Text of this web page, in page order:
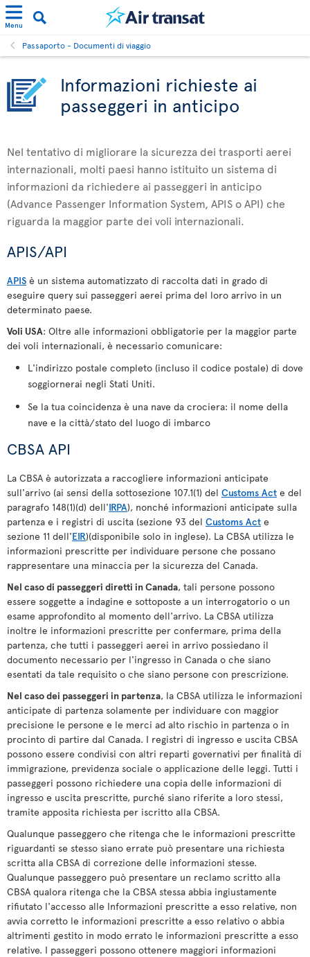
Menu
Passaporto - Documenti di viaggio
Informazioni richieste ai
passeggeri in anticipo
Nel tentativo di migliorare la sicurezza dei trasporti aerei
internazionali, molti paesi hanno istituito un sistema di
informazioni da richiedere ai passeggeri in anticipo
(Advance Passenger Information System, APIS o API) che
riguarda la maggior parte dei voli internazionali.
APIS/API
APIS è un sistema automatizzato di raccolta dati in grado di
eseguire query sui passeggeri aerei prima del loro arrivo in un
determinato paese.
Voli USA: Oltre alle informazioni obbligatorie per la maggior parte
dei voli internazionali, è necessario comunicare:
L'indirizzo postale completo (incluso il codice postale) di dove
soggiornerai negli Stati Uniti.
Se la tua coincidenza è una nave da crociera: il nome della
nave e la città/stato del luogo di imbarco
CBSA API
La CBSA è autorizzata a raccogliere informazioni anticipate
sull'arrivo (ai sensi della sottosezione 107.1(1) del Customs Act e del
paragrafo 148(1)(d) dell'IRPA), nonché informazioni anticipate sulla
partenza e i registri di uscita (sezione 93 del Customs Act e
sezione 11 dell'EIR)(disponibile solo in inglese). La CBSA utilizza le
informazioni prescritte per individuare persone che possano
rappresentare una minaccia per la sicurezza del Canada.
Nel caso di passeggeri diretti in Canada, tali persone possono
essere soggette a indagine e sottoposte a un interrogatorio o un
esame approfondito al momento dell'arrivo. La CBSA utilizza
inoltre le informazioni prescritte per confermare, prima della
partenza, che tutti i passeggeri aerei in arrivo possiedano il
documento necessario per l'ingresso in Canada o che siano
esentati da tale requisito o che siano persone con prescrizione.
Nel caso dei passeggeri in partenza, la CBSA utilizza le informazioni
anticipate di partenza solamente per individuare con maggior
precisione le persone e le merci ad alto rischio in partenza o in
procinto di partire dal Canada. I registri di ingresso e uscita CBSA
possono essere condivisi con altri reparti governativi per finalità di
immigrazione, previdenza sociale o applicazione delle leggi. Tutti i
passeggeri possono richiedere una copia delle informazioni di
ingresso e uscita prescritte, purché siano riferite a loro stessi,
tramite apposita richiesta per iscritto alla CBSA.
Qualunque passeggero che ritenga che le informazioni prescritte
riguardanti se stesso siano errate può presentare una richiesta
scritta alla CBSA di correzione delle informazioni stesse.
Qualunque passeggero può presentare un reclamo scritto alla
CBSA qualora ritenga che la CBSA stessa abbia ingiustamente
rifiutato l'accesso alle Informazioni prescritte a esso relative, non
avvia corretto le informazioni prescritte a esso relativo o abbia
altrimenti gestito in modo errato le informazioni prescritte a esso
relative. I passeggeri possono ottenere maggiori informazioni